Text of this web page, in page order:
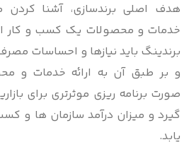
هدف اصلی برندسازی، آشنا
خدمات و محصولات یک کسب و کار
برندینگ باید نیازها و احساسات
و بر طبق آن به ارائه خدمات و
صورت برنامه ریزی موثرتری برای
گیرد و میزان درآمد سازمان ها و
یابد.